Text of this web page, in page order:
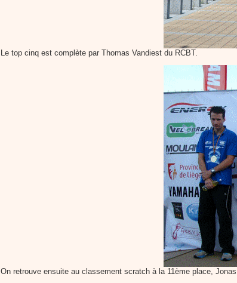
Le top cinq est complète par Thomas Vandiest du RCBT.
On retrouve ensuite au classement scratch à la 11ème place,